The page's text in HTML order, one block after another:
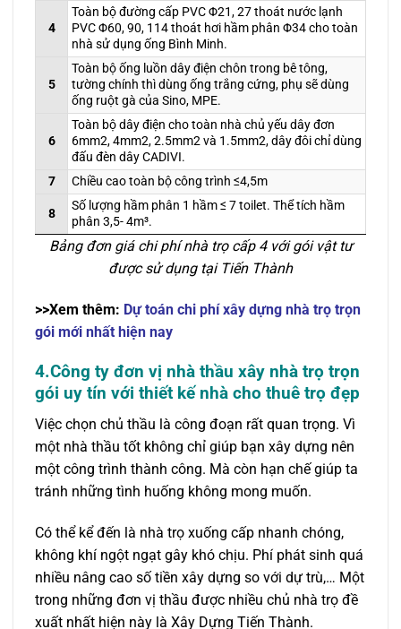
4
Toàn bộ đường cấp PVC Φ21, 27 thoát nước lạnh
PVC Φ60, 90, 114 thoát hơi hầm phân Φ34 cho toàn
nhà sử dụng ống Bình Minh.
5
Toàn bộ ống luồn dây điện chôn trong bê tông,
tường chính thì dùng ống trắng cứng, phụ sẽ dùng
ống ruột gà của Sino, MPE.
6
Toàn bộ dây điện cho toàn nhà chủ yếu dây đơn
6mm2, 4mm2, 2.5mm2 và 1.5mm2, dây đôi chỉ dùng
đấu đèn dây CADIVI.
7
Chiều cao toàn bộ công trình ≤4,5m
8
Số lượng hầm phân 1 hầm ≤ 7 toilet. Thể tích hầm
phân 3,5- 4m³.
Bảng đơn giá chi phí nhà trọ cấp 4 với gói vật tư
được sử dụng tại Tiến Thành
>>Xem thêm: Dự toán chi phí xây dựng nhà trọ trọn
gói mới nhất hiện nay
4.Công ty đơn vị nhà thầu xây nhà trọ trọn
gói uy tín với thiết kế nhà cho thuê trọ đẹp
Việc chọn chủ thầu là công đoạn rất quan trọng. Vì
một nhà thầu tốt không chỉ giúp bạn xây dựng nên
một công trình thành công. Mà còn hạn chế giúp ta
tránh những tình huống không mong muốn.
Có thể kể đến là nhà trọ xuống cấp nhanh chóng,
không khí ngột ngạt gây khó chịu. Phí phát sinh quá
nhiều nâng cao số tiền xây dựng so với dự trù,… Một
trong những đơn vị thầu được nhiều chủ nhà trọ đề
xuất nhất hiện này là Xây Dựng Tiến Thành.